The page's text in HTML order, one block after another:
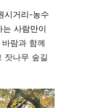
시거리-농수
사람만이
람과 함께
잣나무 숲길